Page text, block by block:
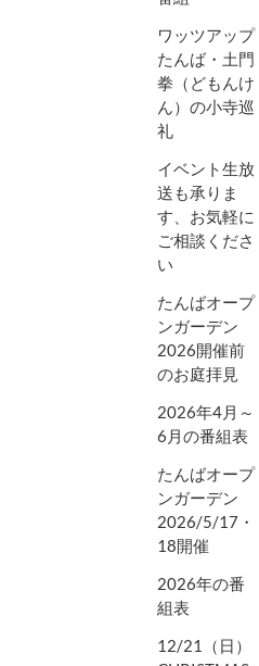
ワッツアップ
たんば・土門
拳（どもんけ
ん）の小寺巡
礼
イベント生放
送も承りま
す、お気軽に
ご相談くださ
い
たんばオープ
ンガーデン
2026開催前
のお庭拝見
2026年4月～
6月の番組表
たんばオープ
ンガーデン
2026/5/17・
18開催
2026年の番
組表
12/21（日）